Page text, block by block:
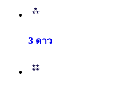
3 ดาว